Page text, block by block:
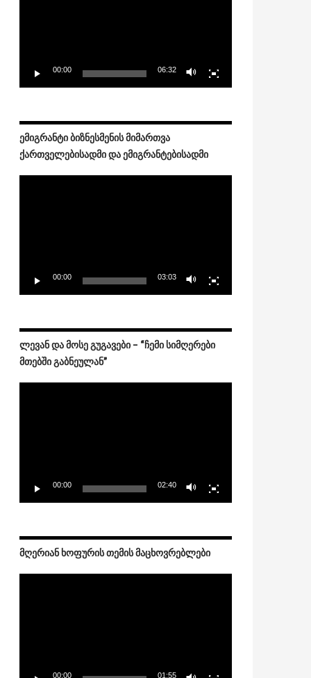
მხარდაჭერასა და ინსპირაციას იპოვი
00:00 06:32
ᲔᲛᲘᲒᲠᲐᲜᲢᲘ ᲑᲘᲖᲜᲔᲡᲛᲔᲜᲘᲡ ᲛᲘᲛᲐᲠᲗᲕᲐ
ᲥᲐᲠᲗᲕᲔᲚᲔᲑᲘᲡᲐᲓᲛᲘ ᲓᲐ ᲔᲛᲘᲒᲠᲐᲜᲢᲔᲑᲘᲡᲐᲓᲛᲘ
00:00 03:03
ᲚᲔᲕᲐᲜ ᲓᲐ ᲛᲝᲡᲔ ᲒᲣᲒᲐᲕᲔᲑᲘ – “ᲩᲔᲛᲘ ᲡᲘᲛᲦᲔᲠᲔᲑᲘ
ᲛᲗᲔᲑᲨᲘ ᲒᲐᲑᲜᲔᲣᲚᲐᲜ”
00:00 02:40
ᲛᲦᲔᲠᲘᲐᲜ ᲮᲝᲤᲣᲠᲘᲡ ᲗᲔᲛᲘᲡ ᲛᲐᲪᲮᲝᲕᲠᲔᲑᲚᲔᲑᲘ
00:00 01:55